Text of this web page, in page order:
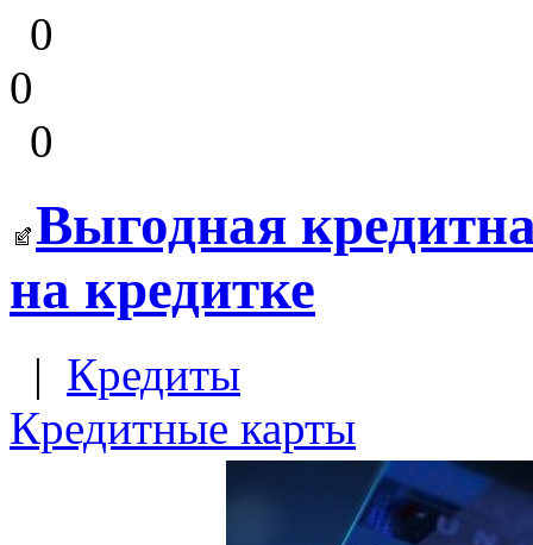
0
0
0
Выгодная
на кредитке
| Кредиты
Кредитные карты